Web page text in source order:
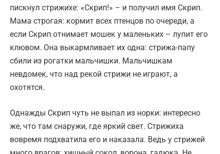
пискнул стрижихе: «Скрип!» – и получил имя Скрип.
Мама строгая: кормит всех птенцов по очереди, а
если Скрип отнимает мошек у маленьких – лупит его
клювом. Она выкармливает их одна: стрижа-папу
сбили из рогатки мальчишки. Мальчишкам
невдомек, что над рекой стрижи не играют, а
охотятся.
Однажды Скрип чуть не выпал из норки: интересно
же, что там снаружи, где яркий свет. Стрижиха
вовремя подхватила его и наказала. Ведь у стрижей